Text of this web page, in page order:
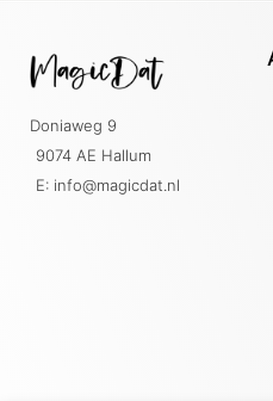
Doniaweg 9
9074 AE Hallum
E: info@magicdat.nl